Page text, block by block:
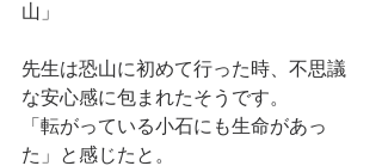
山」
先生は恐山に初めて行った時、不思議
な安心感に包まれたそうです。
「転がっている小石にも生命があっ
た」と感じたと。